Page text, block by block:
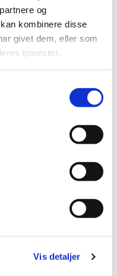
og
kombinere disse
givet dem, eller som
tjenester.
Vis detaljer